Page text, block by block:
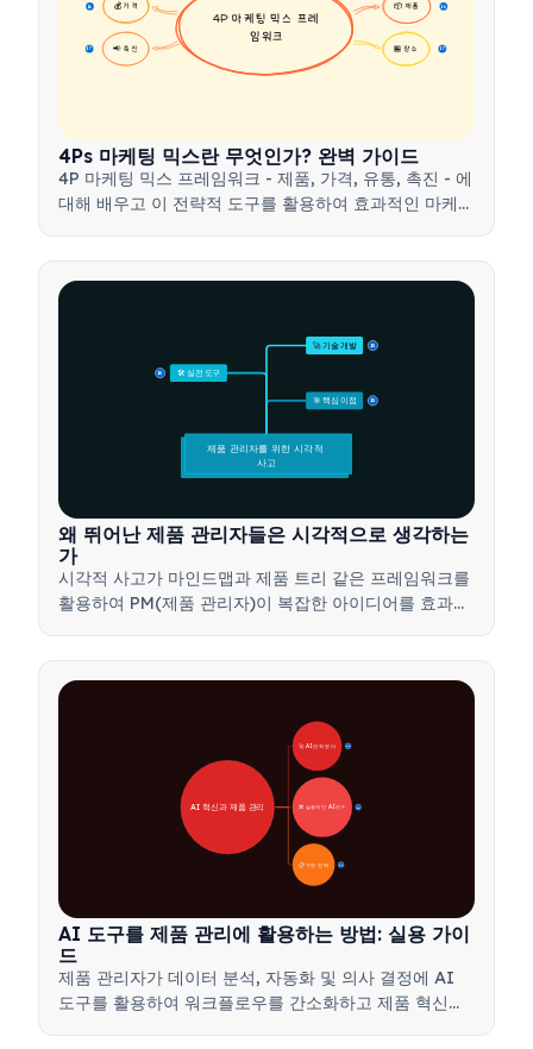
📦 제품 16
💰 가격
16
🏪 장소 17
📢 촉진
17
4P 마케팅 믹스 프레
임워크
4Ps 마케팅 믹스란 무엇인가? 완벽 가이드
4P 마케팅 믹스 프레임워크 - 제품, 가격, 유통, 촉진 - 에
대해 배우고 이 전략적 도구를 활용하여 효과적인 마케팅
🎯 핵심 이점 15
🛠️ 실전 도구
15
🚀 기술 개발 15
제품 관리자를 위한 시각적
사고
왜 뛰어난 제품 관리자들은 시각적으로 생각하는
가
시각적 사고가 마인드맵과 제품 트리 같은 프레임워크를
활용하여 PM(제품 관리자)이 복잡한 아이디어를 효과적
🚀 AI 변혁 분야 28
🛠️ 실용적인 AI 도구 31
📋 구현 전략
AI 혁신과 제품 관리
AI 도구를 제품 관리에 활용하는 방법: 실용 가이
드
제품 관리자가 데이터 분석, 자동화 및 의사 결정에 AI
도구를 활용하여 워크플로우를 간소화하고 제품 혁신을